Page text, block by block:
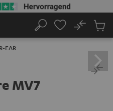
Suche
No
EAR
MV7